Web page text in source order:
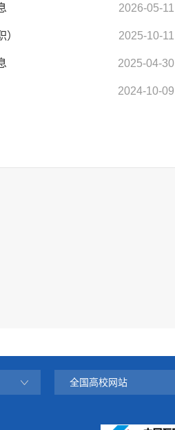
2026-05-11
2025-10-11
2025-04-30
2024-10-09
全国高校网站